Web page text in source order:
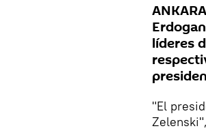
líderes
"El